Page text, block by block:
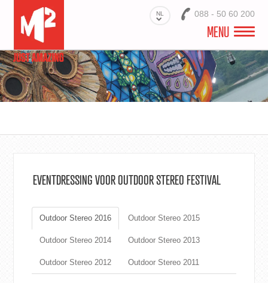
NL 088 - 50 60 200
MENU
M2 EVENTS
PROJECTEN
WEBSHOP
EVENTDRESSING VOOR OUTDOOR STEREO FESTIVAL
Outdoor Stereo 2016 Outdoor Stereo 2015
Outdoor Stereo 2014 Outdoor Stereo 2013
Outdoor Stereo 2012 Outdoor Stereo 2011